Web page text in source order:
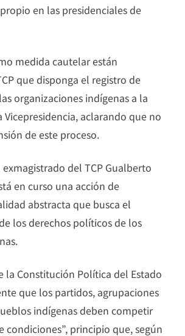
en las presidenciales de
medida cautelar están
que disponga el registro de
organizaciones indígenas a la
Vicepresidencia, aclarando que no
de este proceso.
del TCP Gualberto
en curso una acción de
abstracta que busca el
los derechos políticos de los
la Constitución Política del Estado
que los partidos, agrupaciones
indígenas deben competir
condiciones”, principio que, según